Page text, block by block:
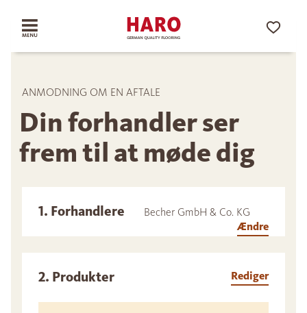
ANMODNING OM EN AFTALE
Din forhandler ser
frem til at møde dig
1. Forhandlere
Becher GmbH & Co. KG
Ændre
2. Produkter Rediger